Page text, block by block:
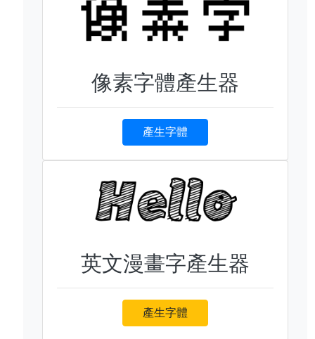
像素字體產生器
產生字體
英文漫畫字產生器
產生字體